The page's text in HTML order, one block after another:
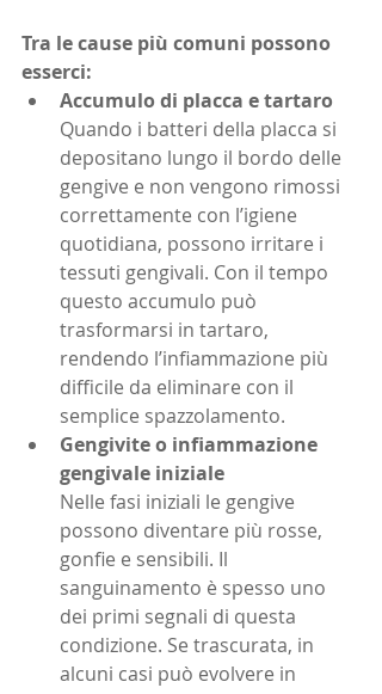
Tra le cause più comuni possono
esserci:
Accumulo di placca e tartaro
Quando i batteri della placca si
depositano lungo il bordo delle
gengive e non vengono rimossi
correttamente con l’igiene
quotidiana, possono irritare i
tessuti gengivali. Con il tempo
questo accumulo può
trasformarsi in tartaro,
rendendo l’infiammazione più
difficile da eliminare con il
semplice spazzolamento.
Gengivite o infiammazione
gengivale iniziale
Nelle fasi iniziali le gengive
possono diventare più rosse,
gonfie e sensibili. Il
sanguinamento è spesso uno
dei primi segnali di questa
condizione. Se trascurata, in
alcuni casi può evolvere in